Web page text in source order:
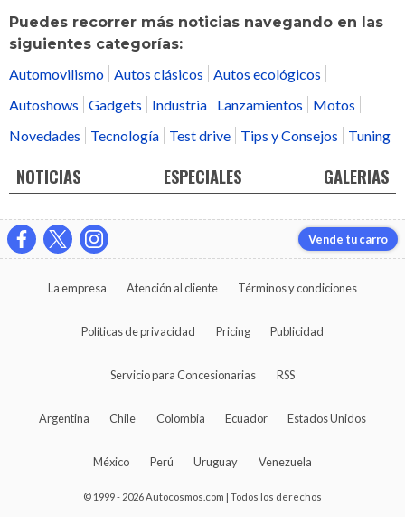
Puedes recorrer más noticias navegando en las
siguientes categorías:
Automovilismo Autos clásicos
Autos ecológicos
Autoshows
Gadgets Industria Lanzamientos
Motos
Novedades
Tecnología Test drive Tips y Consejos Tuning
NOTICIAS ESPECIALES GALERIAS
Vende tu carro
La empresa Atención al cliente Términos y condiciones
Políticas de privacidad Pricing Publicidad
Servicio para Concesionarias RSS
Argentina Chile Colombia Ecuador Estados Unidos
México Perú Uruguay Venezuela
© 1999 - 2026 Autocosmos.com | Todos los derechos